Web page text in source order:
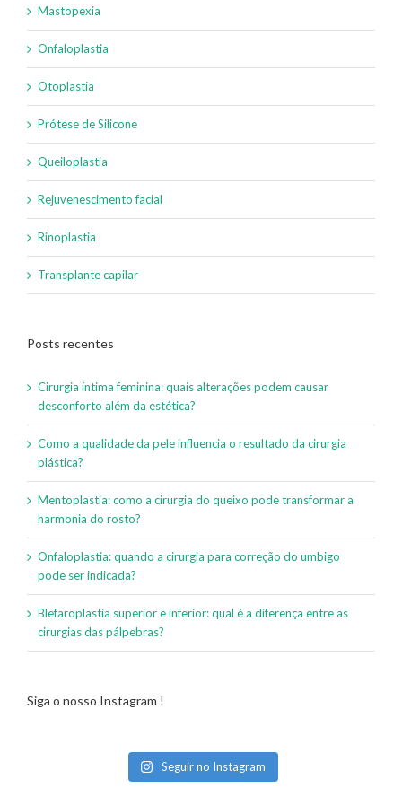
Mastopexia
Onfaloplastia
Otoplastia
Prótese de Silicone
Queiloplastia
Rejuvenescimento facial
Rinoplastia
Transplante capilar
Posts recentes
Cirurgia íntima feminina: quais alterações podem causar
desconforto além da estética?
Como a qualidade da pele influencia o resultado da cirurgia
plástica?
Mentoplastia: como a cirurgia do queixo pode transformar a
harmonia do rosto?
Onfaloplastia: quando a cirurgia para correção do umbigo
pode ser indicada?
Blefaroplastia superior e inferior: qual é a diferença entre as
cirurgias das pálpebras?
Siga o nosso Instagram !
Seguir no Instagram